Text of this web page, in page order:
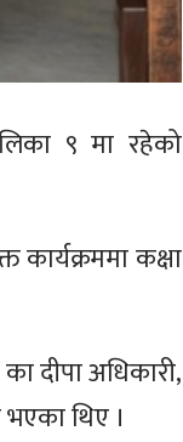
९ मा रहेको
कार्यक्रममा कक्षा
दीपा अधिकारी,
थिए ।